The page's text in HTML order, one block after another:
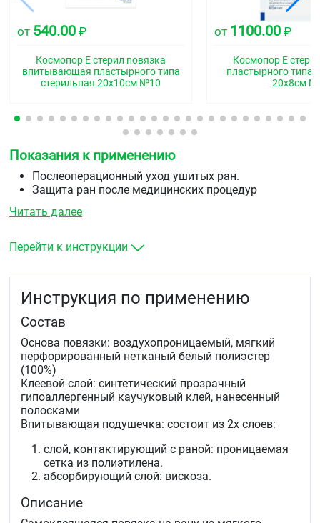
от 540.00 ₽
Космопор Е стерил повязка
впитывающая пластырного типа
стерильная 20х10см №10
от 1100.00 ₽
Космопор Е
пластырного типа
20х8см
Показания к применению
Послеоперационный уход ушитых ран.
Защита ран после медицинских процедур
Стерильный уход при поверхностных
и т.д.).
Читать далее
Перейти к инструкции
Инструкция по применению
Состав
Основа повязки: воздухопроницаемый, мягкий
перфорированный нетканый белый полиэстер
(100%)
Клеевой слой: синтетический прозрачный
гипоаллергенный каучуковый клей, нанесенный
полосками
Впитывающая подушечка: состоит из 2х слоев:
слой, контактирующий с раной: проницаемая
сетка из полиэтилена.
абсорбирующий слой: вискоза.
Описание